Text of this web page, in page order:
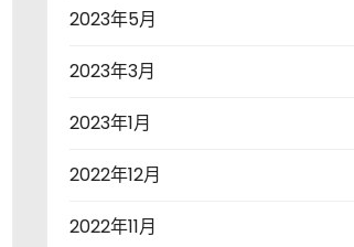
2023年5月
2023年3月
2023年1月
2022年12月
2022年11月